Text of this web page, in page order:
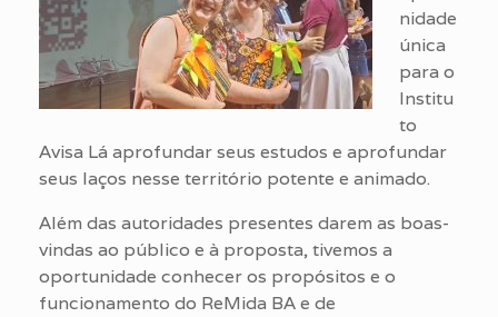
nidade
única
para o
Institu
to
Avisa Lá aprofundar seus estudos e aprofundar
seus laços nesse território potente e animado.
Além das autoridades presentes darem as boas-
vindas ao público e à proposta, tivemos a
oportunidade conhecer os propósitos e o
funcionamento do ReMida BA e de